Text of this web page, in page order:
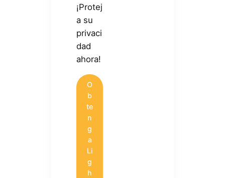
¡Protej
a su
privaci
dad
ahora!
O
b
te
n
g
a
Li
g
h